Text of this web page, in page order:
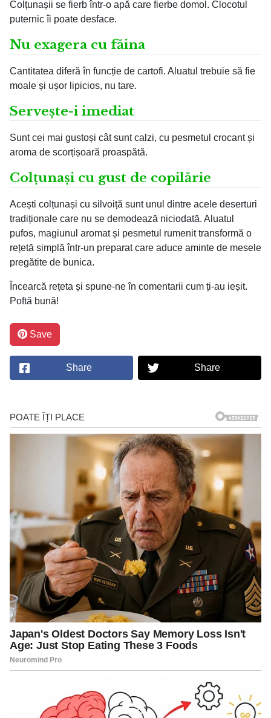
Colțunașii se fierb într-o apă care fierbe domol. Clocotul
puternic îi poate desface.
Nu exagera cu făina
Cantitatea diferă în funcție de cartofi. Aluatul trebuie să fie
moale și ușor lipicios, nu tare.
Servește-i imediat
Sunt cei mai gustoși cât sunt calzi, cu pesmetul crocant și
aroma de scorțișoară proaspătă.
Colțunași cu gust de copilărie
Acești colțunași cu silvoiță sunt unul dintre acele deserturi
tradiționale care nu se demodează niciodată. Aluatul
pufos, magiunul aromat și pesmetul rumenit transformă o
rețetă simplă într-un preparat care aduce aminte de mesele
pregătite de bunica.
Încearcă rețeta și spune-ne în comentarii cum ți-au ieșit.
Poftă bună!
Save
Share Share